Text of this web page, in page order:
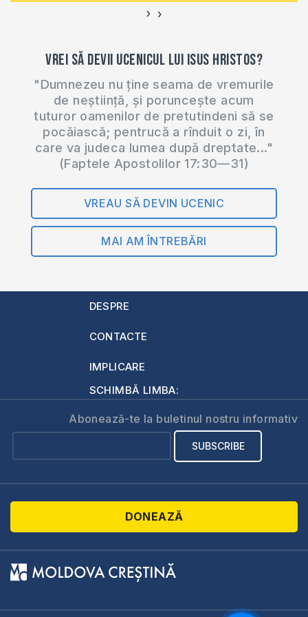
‹ ›
Vrei să devii ucenicul lui Isus Hristos?
"Dumnezeu nu ține seama de vremurile
de neștiință, și poruncește acum
tuturor oamenilor de pretutindeni să se
pocăiască; pentrucă a rînduit o zi, în
care va judeca lumea după dreptate..."
(Faptele Apostolilor 17:30—31)
VREAU SĂ DEVIN UCENIC
MAI AM ÎNTREBĂRI
DESPRE
CONTACTE
IMPLICARE
SCHIMBĂ LIMBA:
Abonează-te la buletinul nostru informativ
DONEAZĂ